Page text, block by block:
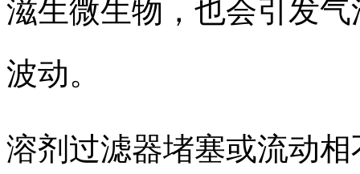
滋生微生物，也会引发
波动。
溶剂过滤器堵塞或流动